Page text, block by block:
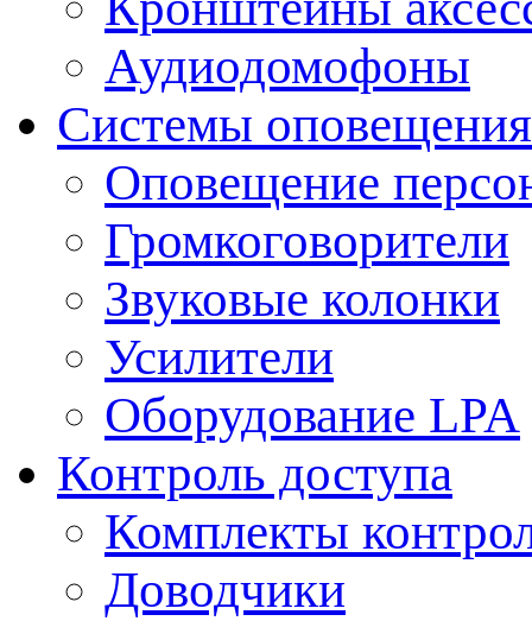
Аудиодомофоны
Системы оповещения
Оповещение
Громкоговорители
Звуковые колонки
Усилители
Оборудование LPA
Контроль доступа
Комплекты
Доводчики